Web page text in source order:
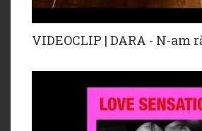
VIDEOCLIP | DARA - N-am